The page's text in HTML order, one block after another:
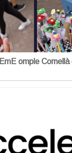
omple Cornellà